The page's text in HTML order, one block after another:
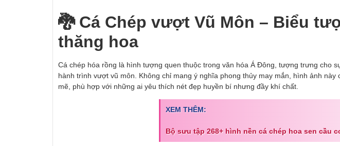
🐉 Cá Chép vượt Vũ Môn – Biểu
thăng hoa
Cá chép hóa rồng là hình tượng quen thuộc trong văn hóa Á Đông, tượng trưng cho
hành trình vượt vũ môn. Không chỉ mang ý nghĩa phong thủy may mắn, hình ảnh này
mẽ, phù hợp với những ai yêu thích nét đẹp huyền bí nhưng đầy khí chất.
XEM THÊM:
Bộ sưu tập 268+ hình nền cá chép hoa sen cầu